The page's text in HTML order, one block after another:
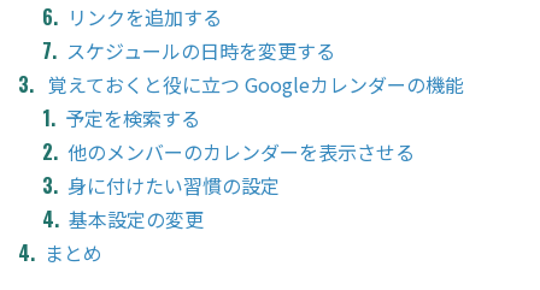
リンクを追加する
スケジュールの日時を変更する
覚えておくと役に立つ Googleカレンダーの機能
予定を検索する
他のメンバーのカレンダーを表示させる
身に付けたい習慣の設定
基本設定の変更
まとめ